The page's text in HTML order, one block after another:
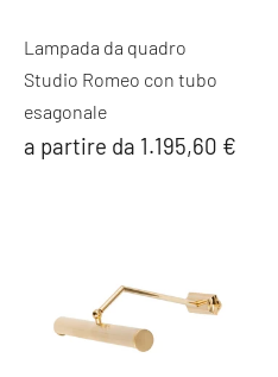
Lampada da quadro
Studio Romeo con tubo
esagonale
a partire da 1.195,60 €